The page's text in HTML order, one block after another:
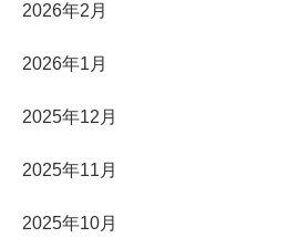
2026年2月
2026年1月
2025年12月
2025年11月
2025年10月